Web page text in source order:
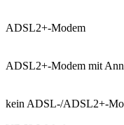
ADSL2+-Modem
ADSL2+-Modem mit
kein ADSL-/ADSL2+-